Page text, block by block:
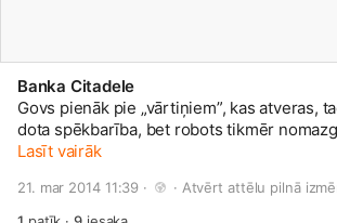
Banka Citadele
Govs pienāk pie „vārtiņiem”, kas atveras,
dota spēkbarība, bet robots tikmēr
izslauc.
Lasīt vairāk
21. mar 2014 11:39 · · Atvērt attēlu pilnā